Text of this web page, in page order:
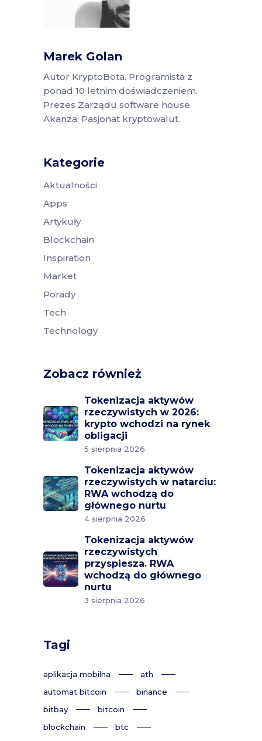
Marek Golan
Autor KryptoBota. Programista z
ponad 10 letnim doświadczeniem.
Prezes Zarządu software house
Akanza. Pasjonat kryptowalut.
Kategorie
Aktualności
Apps
Artykuły
Blockchain
Inspiration
Market
Porady
Tech
Technology
Zobacz również
Tokenizacja aktywów
rzeczywistych w 2026:
krypto wchodzi na rynek
obligacji
5 sierpnia 2026
Tokenizacja aktywów
rzeczywistych w natarciu:
RWA wchodzą do
głównego nurtu
4 sierpnia 2026
Tokenizacja aktywów
rzeczywistych
przyspiesza. RWA
wchodzą do głównego
nurtu
3 sierpnia 2026
Tagi
aplikacja mobilna
ath
automat bitcoin
binance
bitbay
bitcoin
blockchain
btc